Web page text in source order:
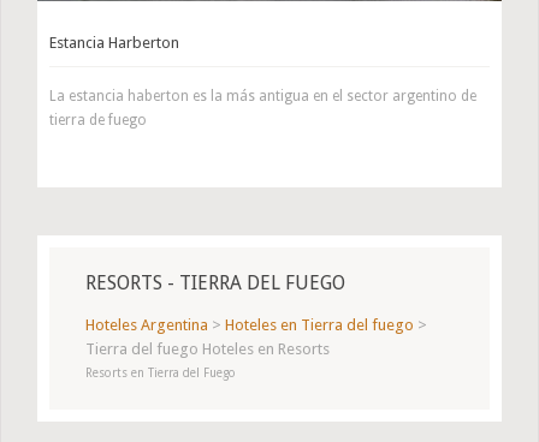
Estancia Harberton
La estancia haberton es la más antigua en el sector argentino de
tierra de fuego
RESORTS - TIERRA DEL FUEGO
Hoteles Argentina > Hoteles en Tierra del fuego >
Tierra del fuego Hoteles en Resorts
Resorts en Tierra del Fuego